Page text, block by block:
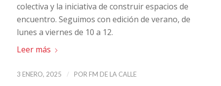
colectiva y la iniciativa de construir espacios de
encuentro. Seguimos con edición de verano, de
lunes a viernes de 10 a 12.
Leer más
3 ENERO, 2025 / POR FM DE LA CALLE